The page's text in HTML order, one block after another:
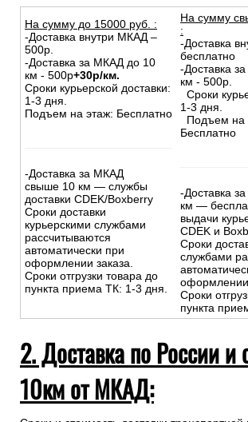
На сумму до 15000 руб. :
-Доставка внутри МКАД –
500р.
-Доставка за МКАД до 10
км - 500р+30р/км.
Сроки курьерской доставки:
1-3 дня.
Подъем на этаж: Бесплатно
-Доставка за МКАД
свыше 10 км — службы
доставки CDEK/Boxberry
Сроки доставки
курьерскими службами
рассчитываются
автоматически при
оформлении заказа.
Сроки отгрузки товара до
пункта приема ТК: 1-3 дня.
На сумму
:
-Доставка
бесплатно
-Доставка
км - 500р.
Сроки
1-3 дня.
Подъем на
Бесплатно
-Доставка
км —
выдачи
CDEK и
Сроки
службами
оформлении
Сроки
пункта
2. Доставка по России
10км от МКАД: